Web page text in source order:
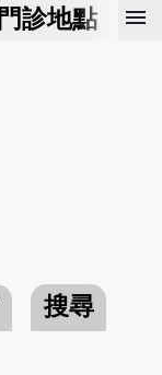
門診地點 預
menu
搜尋